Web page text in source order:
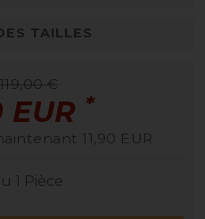
TAILLES
€
EUR *
11,90 EUR
1 Pièce